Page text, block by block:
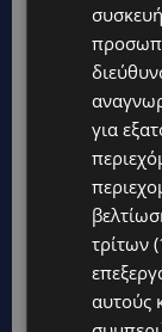
TOP NICOSIA
για
τρίτων
αυτούς